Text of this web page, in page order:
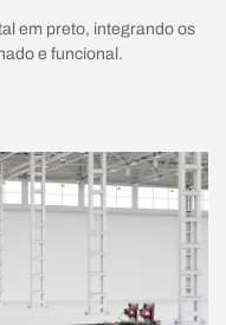
em preto, integrando os
e funcional.